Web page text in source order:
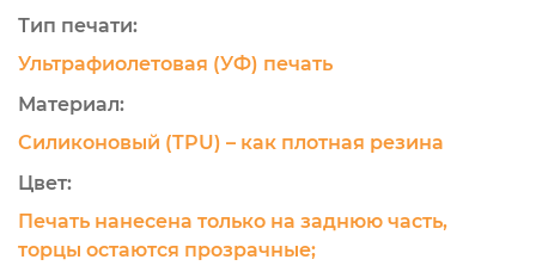
Тип печати:
Ультрафиолетовая (УФ) печать
Материал:
Силиконовый (TPU) – как плотная резина
Цвет:
Печать нанесена только на заднюю часть,
торцы остаются прозрачные;